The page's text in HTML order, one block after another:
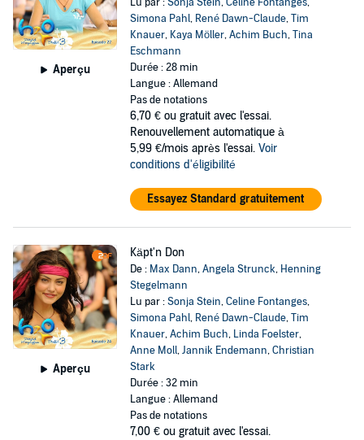
Aperçu
Simona Pahl, René Dawn-Claude,Tim
Knauer, Kaya Möller,Achim Buch,Tina
Eschmann
Durée : 28 min
Langue : Allemand
Pas de notations
6,70 € ou gratuit avec l'essai.
Renouvellement automatique à
5,99 €/mois après l'essai. Voir
conditions d'éligibilité
Essayez Standard gratuitement
Aperçu
Käpt'n Don
De : Max Dann,Angela Strunck, Henning
Stegelmann
Lu par :Sonja Stein,Celine Fontanges,
Simona Pahl, René Dawn-Claude,Tim
Knauer,Achim Buch, Linda Foelster,
Anne Moll,Jannik Endemann,Christian
Stark
Durée : 32 min
Langue : Allemand
Pas de notations
7,00 € ou gratuit avec l'essai.